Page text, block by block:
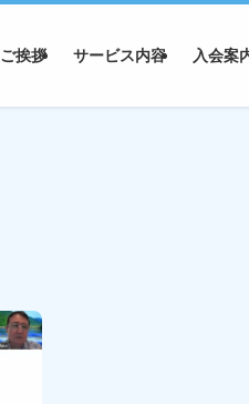
ご挨拶 サービス内容 入会案